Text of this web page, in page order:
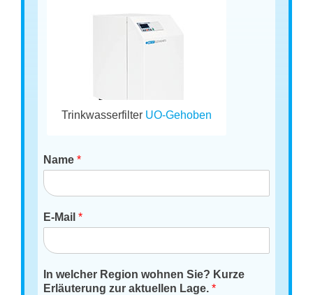
Trinkwasserfilter UO-Gehoben
Name*
E-Mail*
In welcher Region wohnen Sie? Kurze
Erläuterung zur aktuellen Lage.*